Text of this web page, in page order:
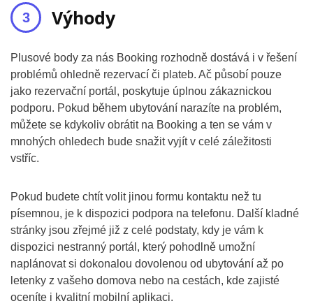
Výhody
Plusové body za nás Booking rozhodně dostává i v řešení
problémů ohledně rezervací či plateb. Ač působí pouze
jako rezervační portál, poskytuje úplnou zákaznickou
podporu. Pokud během ubytování narazíte na problém,
můžete se kdykoliv obrátit na Booking a ten se vám v
mnohých ohledech bude snažit vyjít v celé záležitosti
vstříc.
Pokud budete chtít volit jinou formu kontaktu než tu
písemnou, je k dispozici podpora na telefonu. Další kladné
stránky jsou zřejmé již z celé podstaty, kdy je vám k
dispozici nestranný portál, který pohodlně umožní
naplánovat si dokonalou dovolenou od ubytování až po
letenky z vašeho domova nebo na cestách, kde zajisté
oceníte i kvalitní mobilní aplikaci.